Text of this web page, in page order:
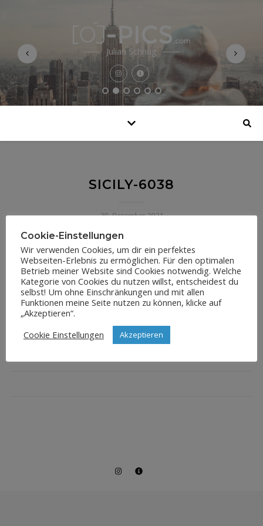
Julian Schnug
SICILY-6038
29. Dezember 2021
Cookie-Einstellungen
Wir verwenden Cookies, um dir ein perfektes
Webseiten-Erlebnis zu ermöglichen. Für den optimalen
Betrieb meiner Website sind Cookies notwendig. Welche
Kategorie von Cookies du nutzen willst, entscheidest du
selbst! Um ohne Einschränkungen und mit allen
Funktionen meine Seite nutzen zu können, klicke auf
„Akzeptieren“.
Cookie Einstellungen
Akzeptieren